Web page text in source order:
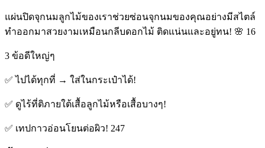
แผ่นปิดจุกนมลูกไม้ของเราช่วยซ่อนจุกนมของคุณอย่างมีสไตล์
ทำออกมาสวยงามเหมือนกลีบดอกไม้ ติดแน่นและอยู่ทน! 🌸 16
3 ข้อดีใหญ่ๆ
✅ ไปได้ทุกที่ → ใส่ในกระเป๋าได้!
✅ ดูไร้ที่ติภายใต้เสื้อลูกไม้หรือเสื้อบางๆ!
✅ เทปกาวอ่อนโยนต่อผิว! 247